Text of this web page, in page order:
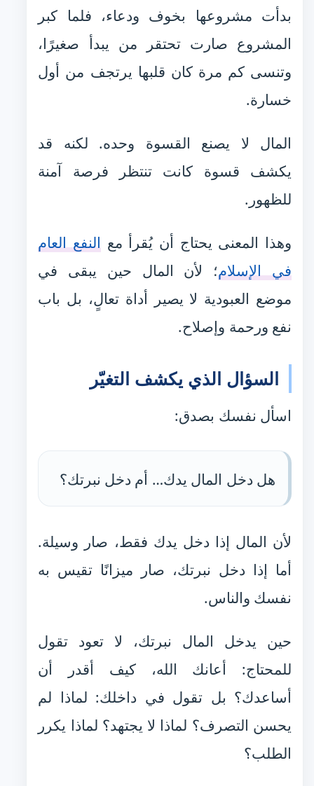
بدأت مشروعها بخوف ودعاء، فلما كبر
المشروع صارت تحتقر من يبدأ صغيرًا،
وتنسى كم مرة كان قلبها يرتجف من أول
خسارة.
المال لا يصنع القسوة وحده. لكنه قد
يكشف قسوة كانت تنتظر فرصة آمنة
للظهور.
وهذا المعنى يحتاج أن يُقرأ مع النفع العام
في الإسلام؛ لأن المال حين يبقى في
موضع العبودية لا يصير أداة تعالٍ، بل باب
نفع ورحمة وإصلاح.
السؤال الذي يكشف التغيّر
اسأل نفسك بصدق:
هل دخل المال يدك… أم دخل نبرتك؟
لأن المال إذا دخل يدك فقط، صار وسيلة.
أما إذا دخل نبرتك، صار ميزانًا تقيس به
نفسك والناس.
حين يدخل المال نبرتك، لا تعود تقول
للمحتاج: أعانك الله، كيف أقدر أن
أساعدك؟ بل تقول في داخلك: لماذا لم
يحسن التصرف؟ لماذا لا يجتهد؟ لماذا يكرر
الطلب؟